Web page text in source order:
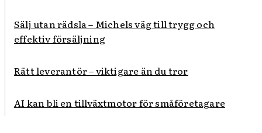
Sälj utan rädsla – Michels väg till trygg och
effektiv försäljning
Rätt leverantör – viktigare än du tror
AI kan bli en tillväxtmotor för småföretagare